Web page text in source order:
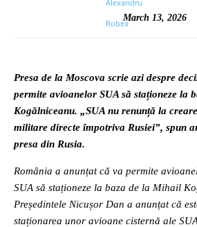
March 13, 2026
Presa de la Moscova scrie azi despre
permite avioanelor SUA să staționeze la
Kogălniceanu. „SUA nu renunță la
militare directe împotriva Rusiei”, spun
presa din Rusia.
România a anunțat că va permite
SUA să staționeze la baza de la Mihail
Președintele Nicușor Dan a anunțat că
staționarea unor avioane cisternă ale